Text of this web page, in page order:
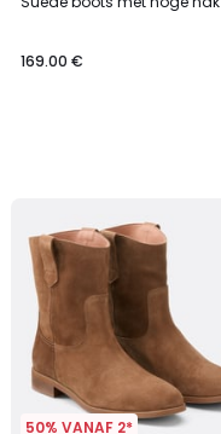
169.00 €
50% VANAF 2*